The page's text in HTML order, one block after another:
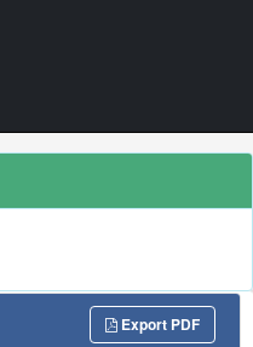
Export PDF